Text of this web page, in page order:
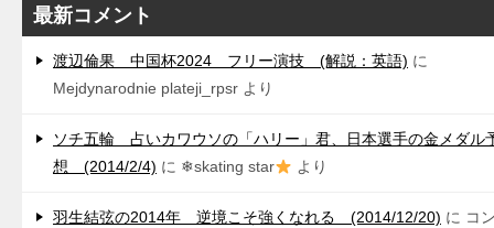
最新コメント
渡辺倫果 中国杯2024 フリー演技 (解説：英語) に
Mejdynarodnie plateji_rpsr より
ソチ五輪 占いカワウソの「ハリー」君、日本選手の金メダル
想 (2014/2/4) に ❄skating star より
羽生結弦の2014年 逆境こそ強くなれる (2014/12/20) に コ